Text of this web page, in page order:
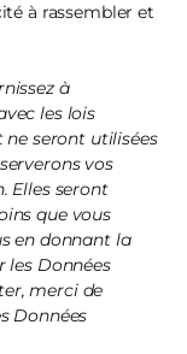
à rassembler et
à
les lois
seront utilisées
vos
Elles seront
que vous
en donnant la
les Données
merci de
Données